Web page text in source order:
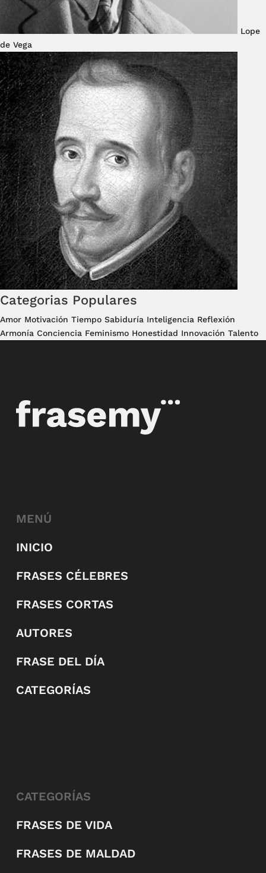
Lope
de Vega
Categorias Populares
Amor Motivación Tiempo Sabiduría Inteligencia Reflexión
Armonía Conciencia Feminismo Honestidad Innovación Talento
MENÚ
INICIO
FRASES CÉLEBRES
FRASES CORTAS
AUTORES
FRASE DEL DÍA
CATEGORÍAS
CATEGORÍAS
FRASES DE VIDA
FRASES DE MALDAD